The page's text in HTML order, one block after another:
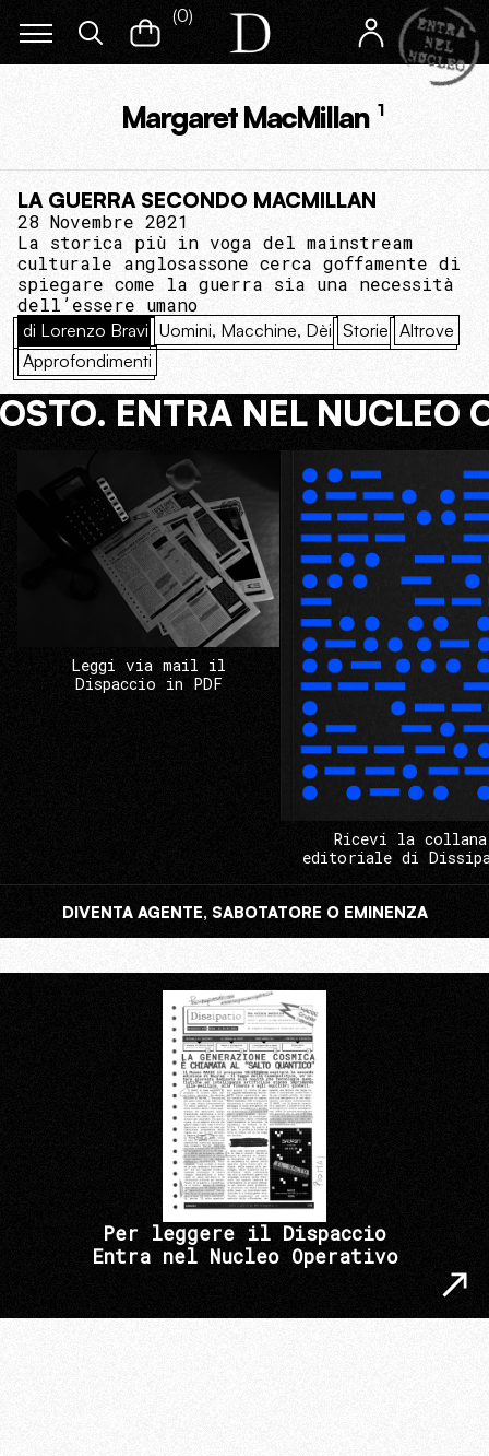
(0)
Margaret MacMillan 1
LA GUERRA SECONDO MACMILLAN
28 Novembre 2021
La storica più in voga del mainstream
culturale anglosassone cerca goffamente di
spiegare come la guerra sia una necessità
dell’essere umano
di Lorenzo Bravi Uomini, Macchine, Dèi Storie Altrove
Approfondimenti
ENTRA NEL NUCLEO
Leggi via mail il
Dispaccio in PDF
Ricevi la collana
editoriale di
DIVENTA AGENTE, SABOTATORE O EMINENZA
Per leggere il Dispaccio
Entra nel Nucleo Operativo